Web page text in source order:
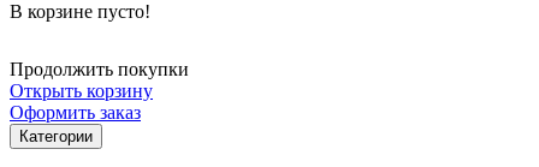
В корзине пусто!
Продолжить покупки
Открыть корзину
Оформить заказ
Категории